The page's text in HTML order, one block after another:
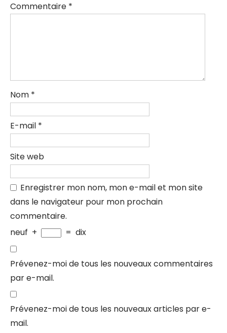
Commentaire *
Nom *
E-mail *
Site web
Enregistrer mon nom, mon e-mail et mon site
dans le navigateur pour mon prochain
commentaire.
neuf + = dix
Prévenez-moi de tous les nouveaux commentaires
par e-mail.
Prévenez-moi de tous les nouveaux articles par e-
mail.